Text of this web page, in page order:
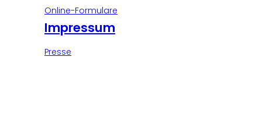
Online-Formulare
Impressum
Presse